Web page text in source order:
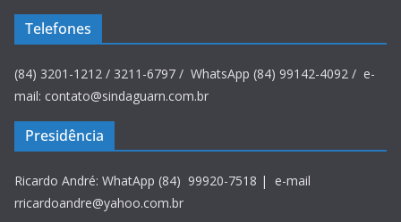
Telefones
(84) 3201-1212 / 3211-6797 / WhatsApp (84) 99142-4092 / e-
mail: contato@sindaguarn.com.br
Presidência
Ricardo André: WhatApp (84) 99920-7518 | e-mail
rricardoandre@yahoo.com.br